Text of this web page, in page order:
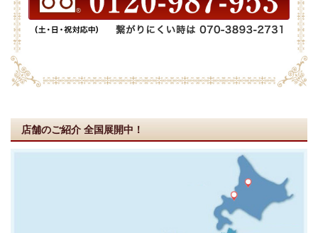
店舗のご紹介 全国展開中！